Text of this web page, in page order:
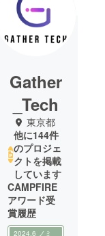
Gather
_Tech
東京都
他に144件
のプロジェ
クトを掲載
しています
CAMPFIRE
アワード受
賞履歴
2024.6 ノミ